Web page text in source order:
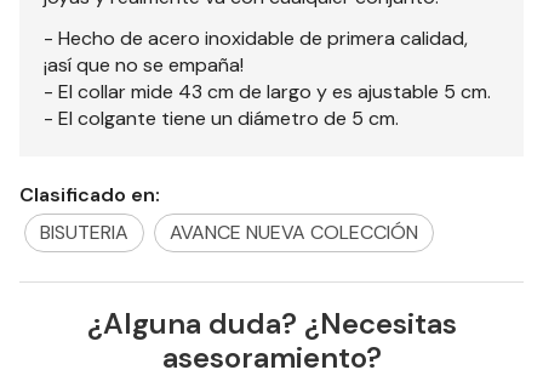
- Hecho de acero inoxidable de primera calidad,
¡así que no se empaña!
- El collar mide 43 cm de largo y es ajustable 5 cm.
- El colgante tiene un diámetro de 5 cm.
Clasificado en:
BISUTERIA
AVANCE NUEVA COLECCIÓN
¿Alguna duda? ¿Necesitas
asesoramiento?